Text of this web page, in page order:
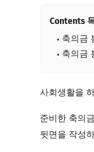
Contents
축의금
축의금
사회생활을
준비한 축의
뒷면을 작성